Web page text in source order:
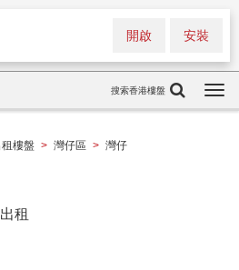
安裝
開啟
搜索香港樓盤
樓盤 > 灣仔區 > 灣仔
租